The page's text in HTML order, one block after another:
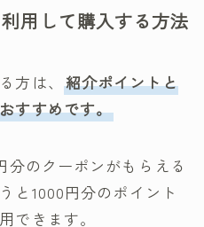
用して購入する方法
方は、 紹介ポイントと
すすめです。
分のクーポンがもらえる
と1000円分のポイント
できます。